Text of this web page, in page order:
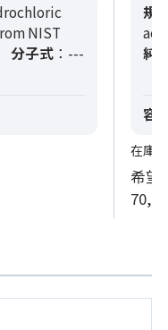
NIST
分子式：---
規
純
容
在庫
希望